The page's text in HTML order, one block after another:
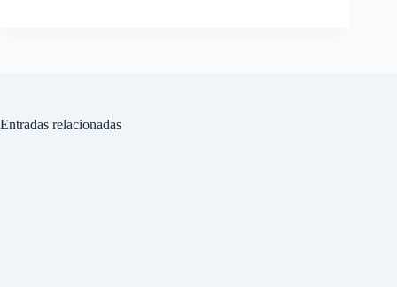
Entradas relacionadas